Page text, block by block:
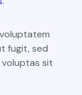
fugit, sed
voluptas sit